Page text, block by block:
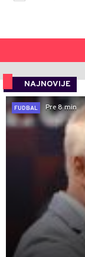
NAJNOVIJE
FUDBAL
Pre 8 min